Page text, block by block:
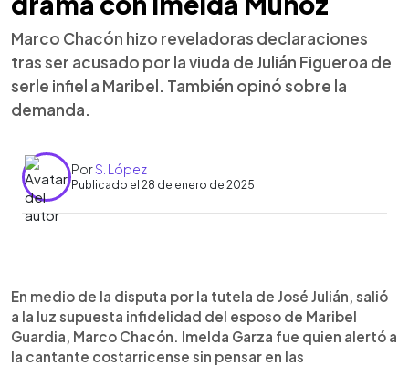
Marco Chacón hizo reveladoras declaraciones
tras ser acusado por la viuda de Julián Figueroa de
serle infiel a Maribel. También opinó sobre la
demanda.
PorS. López
Publicado el 28 de enero de 2025
► Escuchar artículo
En medio de la disputa por la tutela de José Julián, salió
a la luz supuesta infidelidad del esposo de Maribel
Guardia, Marco Chacón. Imelda Garza fue quien alertó a
la cantante costarricense sin pensar en las